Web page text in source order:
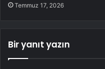
Temmuz 17, 2026
Bir yanıt yazın